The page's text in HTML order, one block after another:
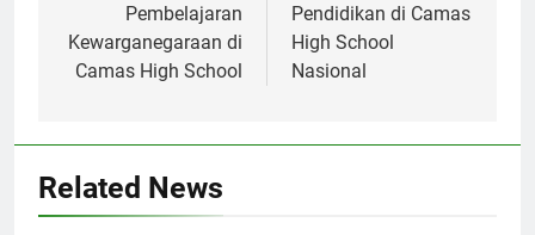
Pembelajaran
Kewarganegaraan di
Camas High School
Pendidikan di Camas
High School
Nasional
Related News